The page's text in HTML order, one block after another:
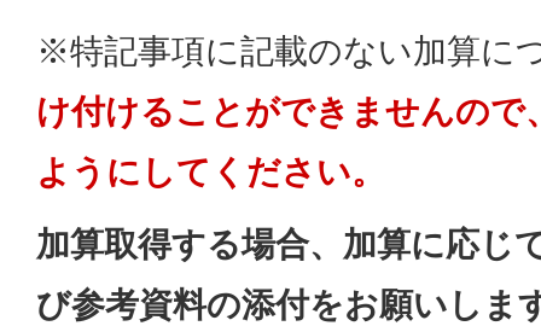
※特記事項に記載のない加算に
け付けることができませんので
ようにしてください。
加算取得する場合、加算に応じ
び参考資料の添付をお願いしま